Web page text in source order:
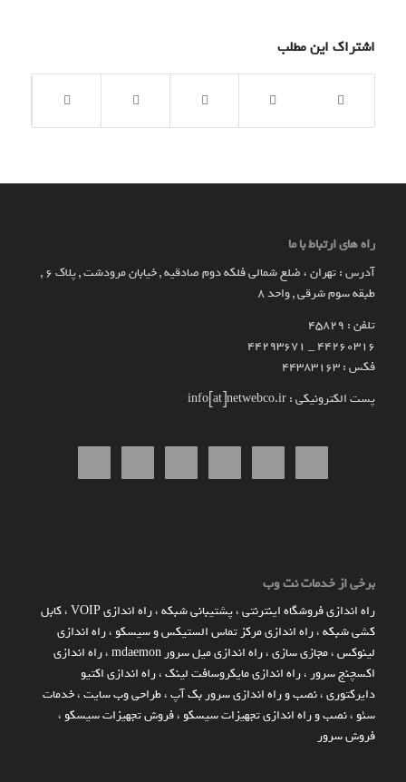
اشتراک این مطلب
راه های ارتباط با ما
آدرس : تهران ، ضلع شمالی فلکه دوم صادقیه , خیابان مرودشت , پلاک ۶ ,
طبقه سوم شرقی , واحد ۸
تلفن : 45829
۴۴۲۶۰۳۱۶ _ 44293671
فکس : 44383163
پست الکترونیکی : info[at]netwebco.ir
برخی از خدمات نت وب
راه اندازي فروشگاه اينترنتي،پشتیبانی شبکه،راه اندازی VOIP ،کابل
کشی شبکه،راه اندازی مرکز تماس الستیکس و سیسکو،راه اندازی
لینوکس،مجازی سازی،راه اندازی میل سرور mdaemon ،راه اندازی
اکسچنج سرور،راه اندازی مایکروسافت لینک،راه اندازی اکتیو
دایرکتوری،نصب و راه اندازی سرور بک آپ،طراحی وب سایت،خدمات
سئو،نصب و راه اندازی تجهیزات سیسکو،فروش تجهیزات سیسکو،
فروش سرور